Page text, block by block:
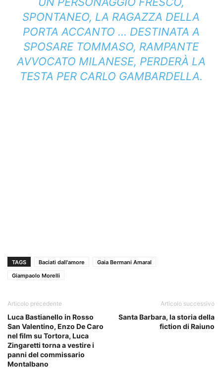
SPONTANEO, LA RAGAZZA DELLA
PORTA ACCANTO … DESTINATA A
SPOSARE TOMMASO, RAMPANTE
AVVOCATO MILANESE, PERDERÀ LA
TESTA PER CARLO GAMBARDELLA.
TAGS Baciati dall'amore
Gaia Bermani Amaral
Giampaolo Morelli
Articolo precedente
Luca Bastianello in Rosso
San Valentino, Enzo De Caro
nel film su Tortora, Luca
Zingaretti torna a vestire i
panni del commissario
Montalbano
Articolo successivo
Santa Barbara, la storia della
fiction di Raiuno